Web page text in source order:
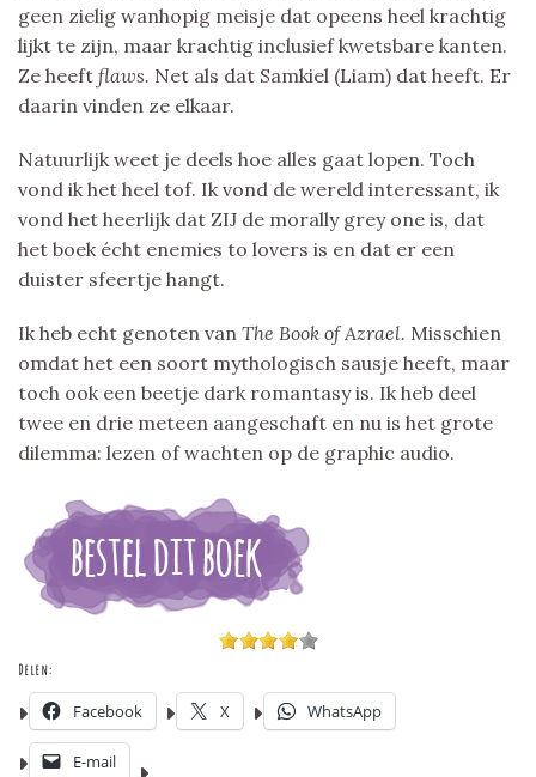
geen zielig wanhopig meisje dat opeens heel krachtig
lijkt te zijn, maar krachtig inclusief kwetsbare kanten.
Ze heeft flaws. Net als dat Samkiel (Liam) dat heeft. Er
daarin vinden ze elkaar.
Natuurlijk weet je deels hoe alles gaat lopen. Toch
vond ik het heel tof. Ik vond de wereld interessant, ik
vond het heerlijk dat ZIJ de morally grey one is, dat
het boek écht enemies to lovers is en dat er een
duister sfeertje hangt.
Ik heb echt genoten van The Book of Azrael. Misschien
omdat het een soort mythologisch sausje heeft, maar
toch ook een beetje dark romantasy is. Ik heb deel
twee en drie meteen aangeschaft en nu is het grote
dilemma: lezen of wachten op de graphic audio.
Delen:
Facebook X WhatsApp
E-mail